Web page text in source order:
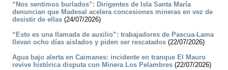
“Nos sentimos burlados”: Dirigentes de Isla Santa María
denuncian que Madesal acelera concesiones mineras en vez de
desistir de ellas (24/07/2026)
“Esto es una llamada de auxilio”: trabajadores de Pascua-Lama
llevan ocho días aislados y piden ser rescatados (22/07/2026)
Agua bajo alerta en Caimanes: incidente en tranque El Mauro
revive histórica disputa con Minera Los Pelambres (22/07/2026)